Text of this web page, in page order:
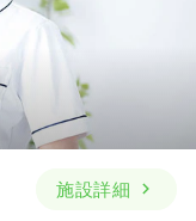
施設詳細